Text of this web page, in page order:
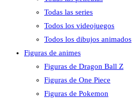
Todas las series
Todos los videojuegos
Todos los dibujos animados
Figuras de animes
Figuras de Dragon Ball Z
Figuras de One Piece
Figuras de Pokemon